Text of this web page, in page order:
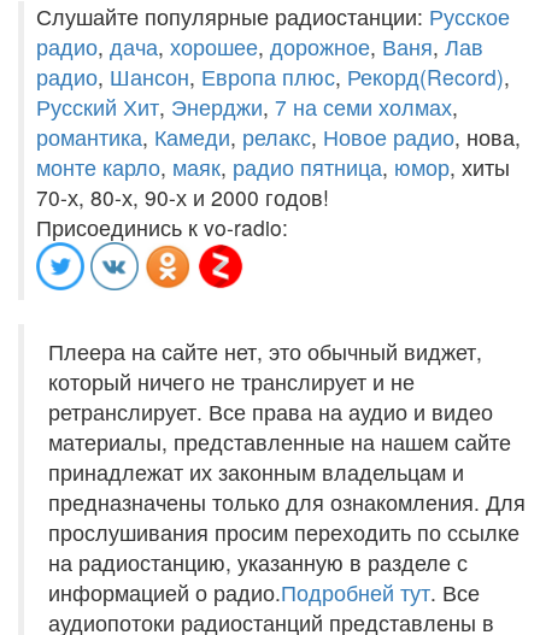
Слушайте популярные радиостанции: Русское
радио, дача, хорошее, дорожное, Ваня, Лав
радио, Шансон, Европа плюс, Рекорд(Record),
Русский Хит, Энерджи, 7 на семи холмах,
романтика, Камеди, релакс, Новое радио, нова,
монте карло, маяк, радио пятница, юмор, хиты
70-х, 80-х, 90-х и 2000 годов!
Присоединись к vo-radio:
Плеера на сайте нет, это обычный виджет,
который ничего не транслирует и не
ретранслирует. Все права на аудио и видео
материалы, представленные на нашем сайте
принадлежат их законным владельцам и
предназначены только для ознакомления. Для
прослушивания просим переходить по ссылке
на радиостанцию, указанную в разделе с
информацией о радио.Подробней тут. Все
аудиопотоки радиостанций представлены в